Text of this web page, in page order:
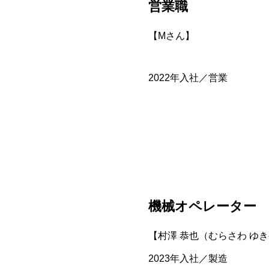
営業職
【Mさん】
2022年入社／営業
機械オペレーター
【村澤 恭也（むらさわ ゆ
2023年入社／製造